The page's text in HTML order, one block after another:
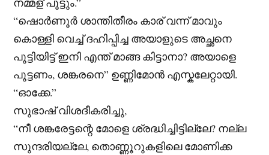
“ഷൊർണൂർ ശാന്തിതീരം കാര് വന്ന് മാവും
കൊള്ളി വെച്ച് ദഹിപ്പിച്ച അയാളുടെ അച്ഛനെ
പൂട്ടിയിട്ട് ഇനി എന്ത് മാങ്ങ കിട്ടാനാ? അയാളെ
പൂട്ടണം, ശങ്കരനെ” ഉണ്ണിമോൻ എസ്കലേറ്റായി.
“ഓക്കേ.”
സുഭാഷ് വിശദീകരിച്ചു,
“നീ ശങ്കരേട്ടന്റെ മോളെ ശ്രദ്ധിച്ചിട്ടില്ലേ? നല്ല
സുന്ദരിയല്ലേ, തൊണ്ണൂറുകളിലെ മോണിക്ക